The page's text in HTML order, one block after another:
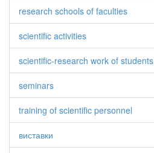
research schools of faculties
scientific activities
scientific-research work of students
seminars
training of scientific personnel
виставки